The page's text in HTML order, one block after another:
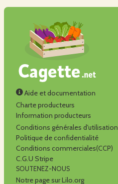
Aide et documentation
Charte producteurs
Information producteurs
Conditions générales d'utilisation
Politique de confidentialité
Conditions commerciales(CCP)
C.G.U Stripe
SOUTENEZ-NOUS
Notre page sur Lilo.org